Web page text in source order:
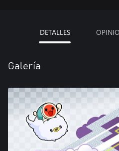
DETALLES
Galería